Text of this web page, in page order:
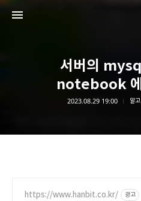
서버의
notebook
2023.08.29 19:00
https://www.hanbit.co.kr/ 광고